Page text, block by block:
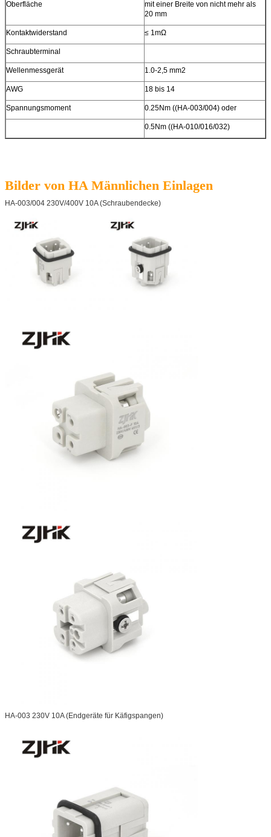
Oberfläche
mit einer Breite von nicht mehr als
20 mm
Kontaktwiderstand ≤ 1mΩ
Schraubterminal
Wellenmessgerät 1.0-2,5 mm2
AWG 18 bis 14
Spannungsmoment 0.25Nm ((HA-003/004) oder
0.5Nm ((HA-010/016/032)
Bilder von HA Männlichen Einlagen
HA-003/004 230V/400V 10A (Schraubendecke)
HA-003 230V 10A (Endgeräte für Käfigspangen)